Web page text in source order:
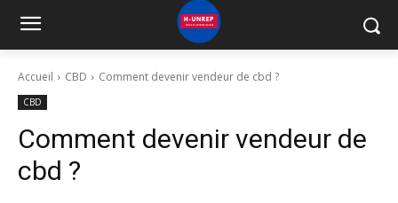
Accueil CBD Comment devenir vendeur de cbd ?
CBD
Comment devenir vendeur de
cbd ?